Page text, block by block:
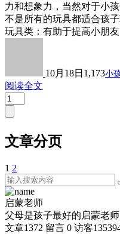
力和想象力，当然对于小
不是所有的玩具都适合孩
玩具类：有助于提高小朋
10月18日 1,173小
阅读全文
文章分页
1 2
启蒙老师
父母是孩子最好的启蒙老师
文章1372 留言 0 访客